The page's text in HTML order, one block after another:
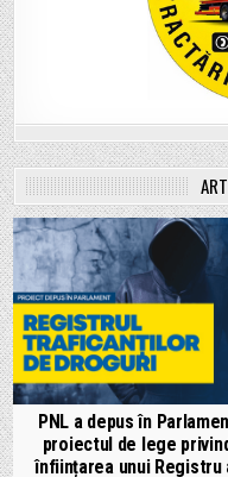
PNL a depus în
proiectul de lege
înființarea unui Registru